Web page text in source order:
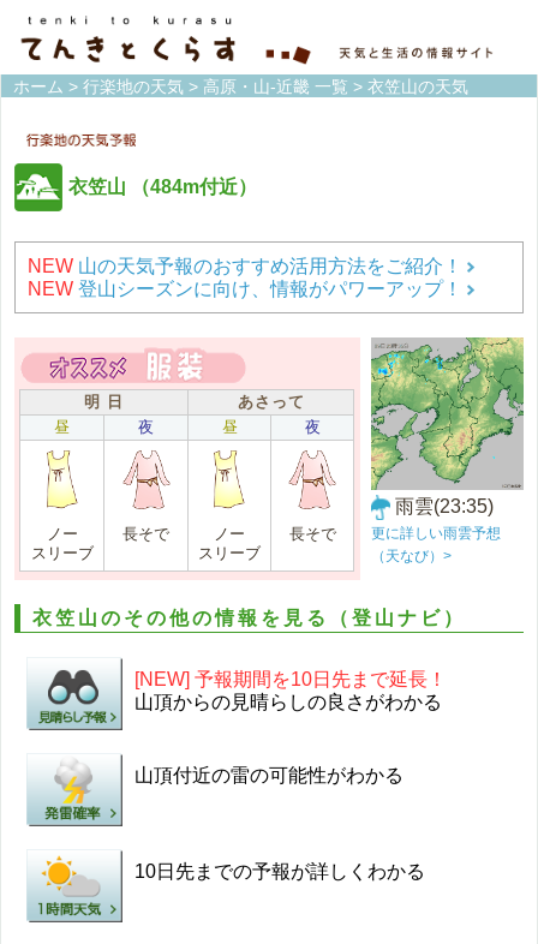
ホーム > 行楽地の天気 > 高原・山-近畿 一覧 > 衣笠山の天気
衣笠山 （484m付近）
NEW 山の天気予報のおすすめ活用方法をご紹介！
NEW 登山シーズンに向け、情報がパワーアップ！
明 日
あさって
昼
夜 昼 夜
ノー
スリーブ
長そで
ノー
スリーブ
長そで
雨雲(23:35)
更に詳しい雨雲予想
（天なび）>
衣笠山のその他の情報を見る（登山ナビ）
[NEW] 予報期間を10日先まで延長！
山頂からの見晴らしの良さがわかる
山頂付近の雷の可能性がわかる
10日先までの予報が詳しくわかる